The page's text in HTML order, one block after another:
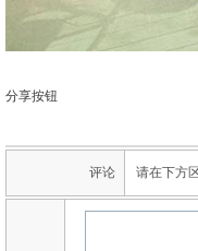
分享按钮
评论 请在下方